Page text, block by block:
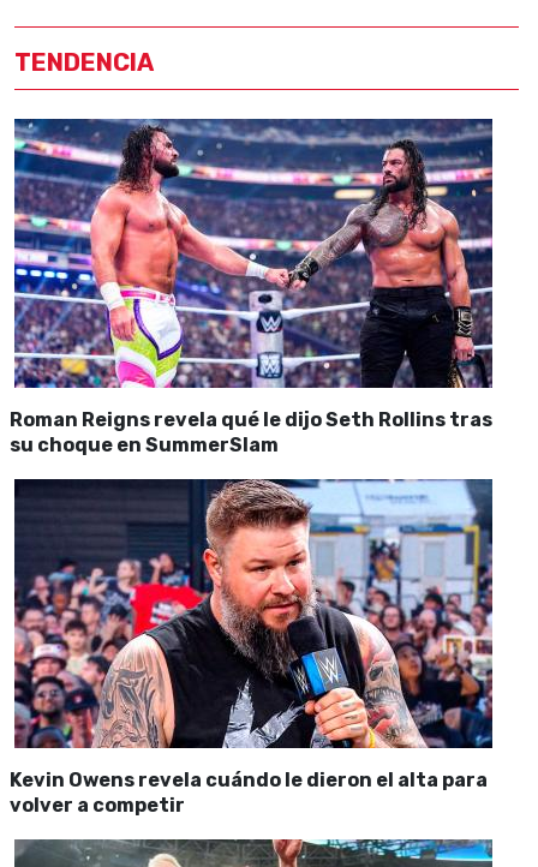
TENDENCIA
Roman Reigns revela qué le dijo Seth Rollins tras
su choque en SummerSlam
Kevin Owens revela cuándo le dieron el alta para
volver a competir